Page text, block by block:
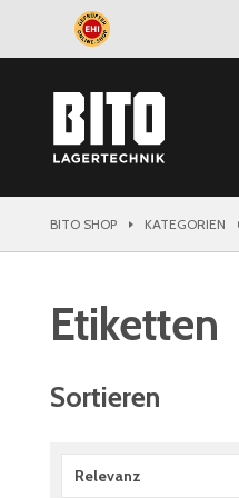
BITO SHOP KATEGORIEN
Etiketten
Sortieren
Relevanz